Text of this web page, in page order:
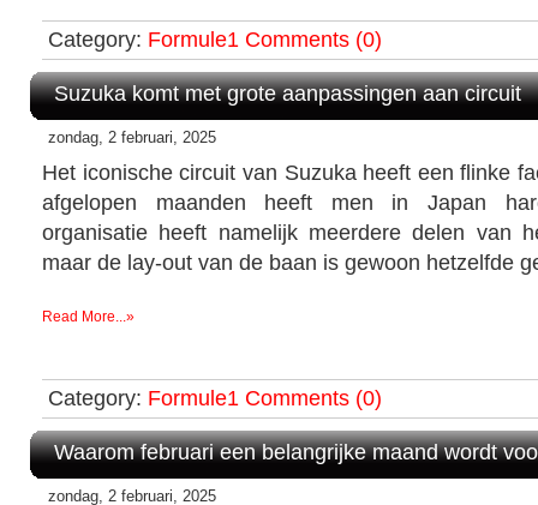
Category: Formule1 Comments (0)
Suzuka komt met grote aanpassingen aan circuit
zondag, 2 februari, 2025
Het iconische circuit van Suzuka heeft een flinke
afgelopen maanden heeft men in Japan
organisatie heeft namelijk meerdere delen van
maar de lay-out van de baan is gewoon hetzelfde
Read More...»
Category: Formule1 Comments (0)
Waarom februari een belangrijke maand wordt
zondag, 2 februari, 2025